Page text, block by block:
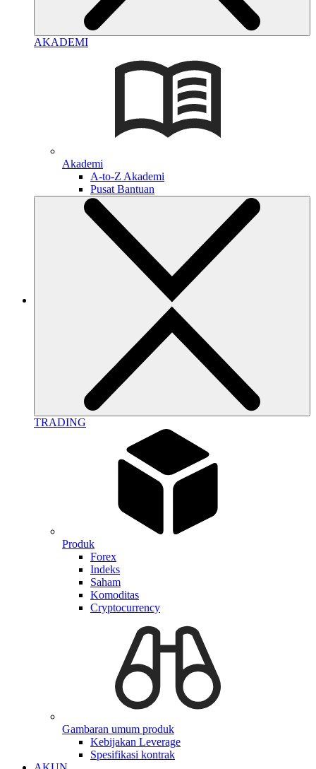
AKADEMI
Akademi
A-to-Z Akademi
Pusat Bantuan
TRADING
Produk
Forex
Indeks
Saham
Komoditas
Cryptocurrency
Gambaran umum produk
Kebijakan Leverage
Spesifikasi kontrak